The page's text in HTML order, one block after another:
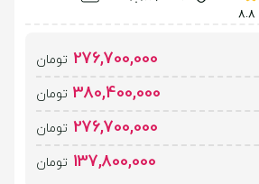
276,700,000 تومان
380,400,000 تومان
276,700,000 تومان
137,800,000 تومان